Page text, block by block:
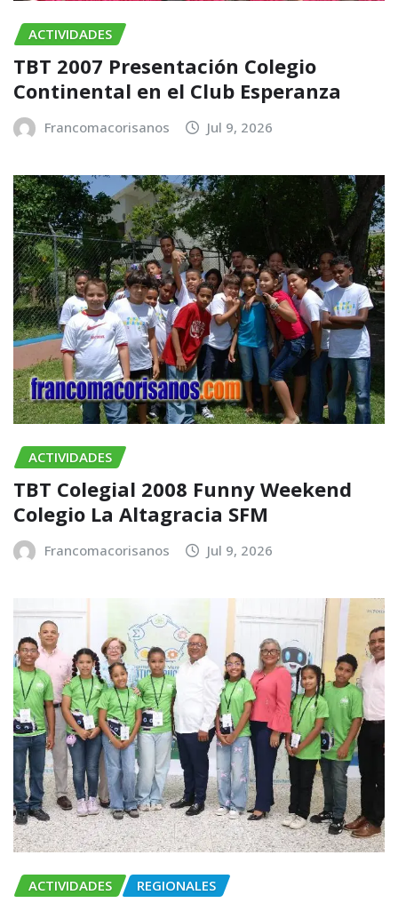
ACTIVIDADES
TBT 2007 Presentación Colegio
Continental en el Club Esperanza
Francomacorisanos Jul 9, 2026
ACTIVIDADES
TBT Colegial 2008 Funny Weekend
Colegio La Altagracia SFM
Francomacorisanos Jul 9, 2026
ACTIVIDADES REGIONALES